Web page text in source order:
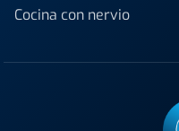
Cocina con nervio